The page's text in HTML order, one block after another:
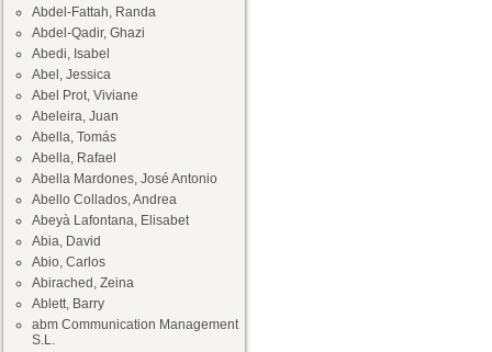
Abdel-Fattah, Randa
Abdel-Qadir, Ghazi
Abedi, Isabel
Abel, Jessica
Abel Prot, Viviane
Abeleira, Juan
Abella, Tomás
Abella, Rafael
Abella Mardones, José Antonio
Abello Collados, Andrea
Abeyà Lafontana, Elisabet
Abia, David
Abio, Carlos
Abirached, Zeina
Ablett, Barry
abm Communication Management
S.L.